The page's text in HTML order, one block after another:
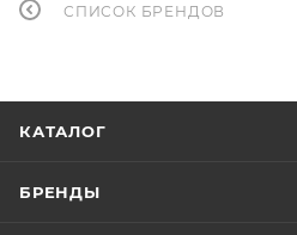
СПИСОК БРЕНДОВ
КАТАЛОГ
БРЕНДЫ